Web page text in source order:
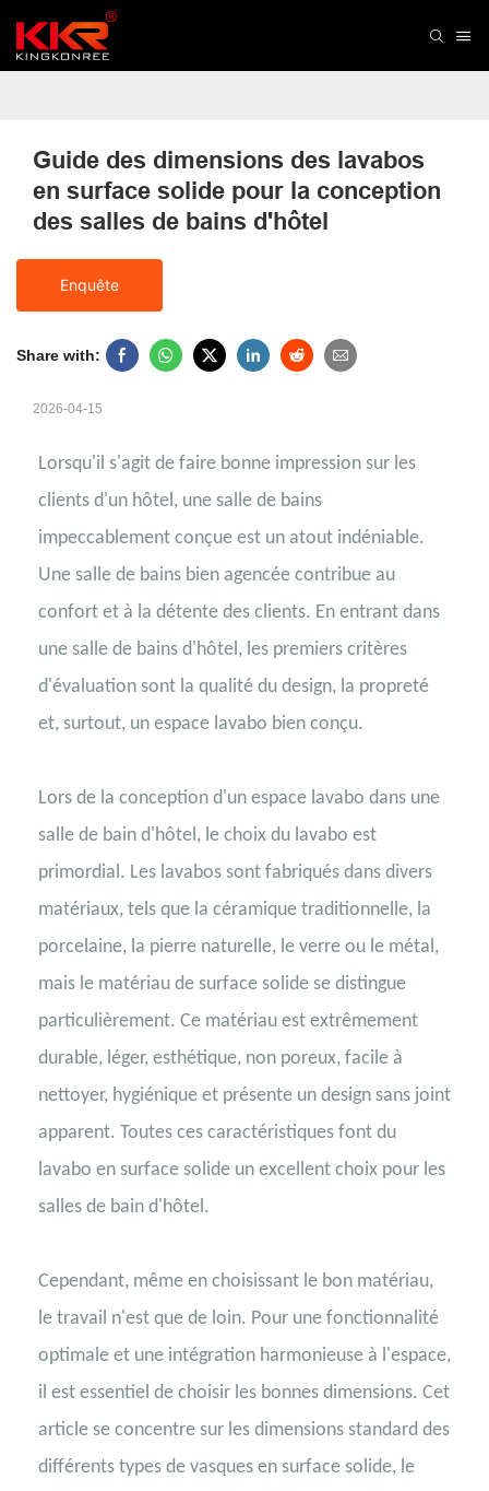
Guide des dimensions des lavabos
en surface solide pour la conception
des salles de bains d'hôtel
Enquête
Share with:
2026-04-15
Lorsqu'il s'agit de faire bonne impression sur les
clients d'un hôtel, une salle de bains
impeccablement conçue est un atout indéniable.
Une salle de bains bien agencée contribue au
confort et à la détente des clients. En entrant dans
une salle de bains d'hôtel, les premiers critères
d'évaluation sont la qualité du design, la propreté
et, surtout, un espace lavabo bien conçu.
Lors de la conception d'un espace lavabo dans une
salle de bain d'hôtel, le choix du lavabo est
primordial. Les lavabos sont fabriqués dans divers
matériaux, tels que la céramique traditionnelle, la
porcelaine, la pierre naturelle, le verre ou le métal,
mais le matériau de surface solide se distingue
particulièrement. Ce matériau est extrêmement
durable, léger, esthétique, non poreux, facile à
nettoyer, hygiénique et présente un design sans joint
apparent. Toutes ces caractéristiques font du
lavabo en surface solide un excellent choix pour les
salles de bain d'hôtel.
Cependant, même en choisissant le bon matériau,
le travail n'est que de loin. Pour une fonctionnalité
optimale et une intégration harmonieuse à l'espace,
il est essentiel de choisir les bonnes dimensions. Cet
article se concentre sur les dimensions standard des
différents types de vasques en surface solide, le